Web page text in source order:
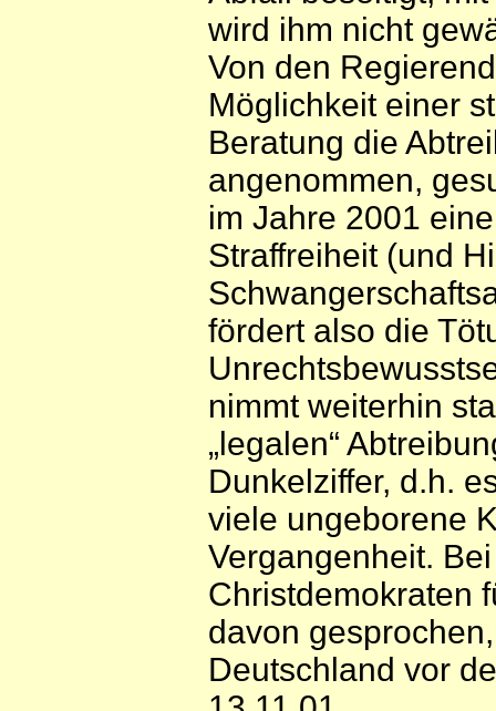
wird ihm nicht
Von den
Möglichkeit einer
Beratung die
angenommen,
im Jahre 2001
Straffreiheit (und
fördert also die
nimmt weiterhin
„legalen“
Dunkelziffer, d.h.
viele ungeborene
Vergangenheit.
Christdemokraten
davon
Deutschland vor